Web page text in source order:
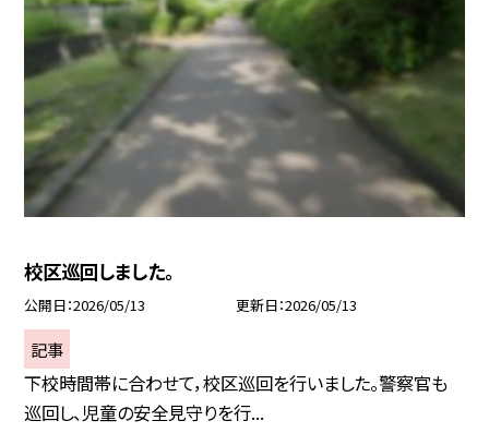
校区巡回しました。
公開日 2026/05/13 更新日 2026/05/13
記事
下校時間帯に合わせて，校区巡回を行いました。警察官も
巡回し、児童の安全見守りを行...